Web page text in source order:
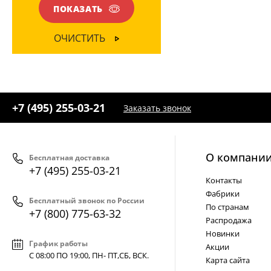
ПОКАЗАТЬ
ОЧИСТИТЬ
+7 (495) 255-03-21 Заказать звонок
Бесплатная доставка
+7 (495) 255-03-21
Бесплатный звонок по России
+7 (800) 775-63-32
График работы
С 08:00 ПО 19:00, ПН- ПТ,СБ, ВСК.
О
Контакты
Фабрики
По странам
Распродажа
Новинки
Акции
Карта сайта